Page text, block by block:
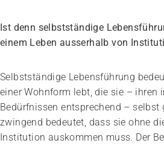
Ist denn selbstständige
einem Leben ausserhalb von
Selbstständige Lebensführung
einer Wohnform lebt, die sie – ihren
Bedürfnissen entsprechend –
zwingend bedeutet, dass sie ohne
Institution auskommen muss. Der